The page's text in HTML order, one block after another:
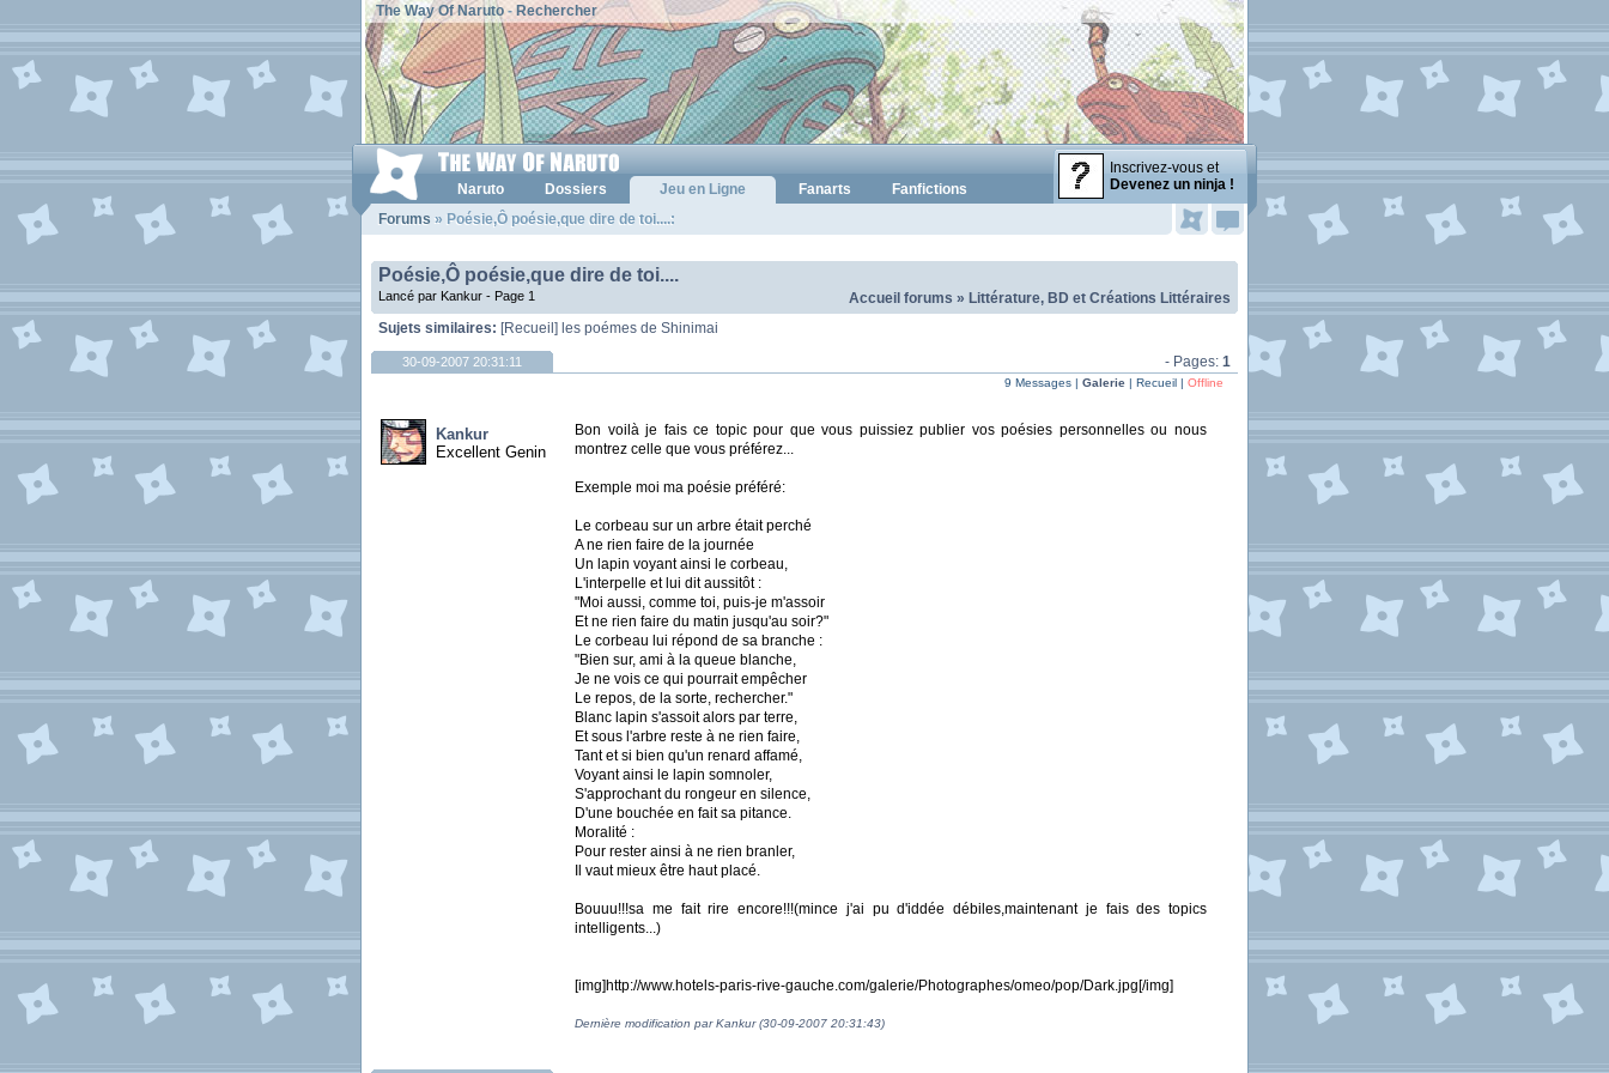
The Way Of Naruto- Rechercher
Inscrivez-vous et
Devenez un ninja !
Naruto Dossiers Jeu en Ligne Fanarts
Fanfictions
Forums » Poésie,Ô poésie,que dire de toi....:
Poésie,Ô poésie,que dire de toi....
Accueil forums » Littérature, BD et Créations Littéraires
Lancé par Kankur - Page 1
Sujets similaires: [Recueil] les poémes de Shinimai
- Pages: 1
30-09-2007 20:31:11
Kankur
Excellent Genin
9 Messages | Galerie | Recueil | Offline
Bon voilà je fais ce topic pour que vous puissiez publier vos poésies personnelles ou nous
montrez celle que vous préférez...
Exemple moi ma poésie préféré:
Le corbeau sur un arbre était perché
A ne rien faire de la journée
Un lapin voyant ainsi le corbeau,
L'interpelle et lui dit aussitôt :
"Moi aussi, comme toi, puis-je m'assoir
Et ne rien faire du matin jusqu'au soir?"
Le corbeau lui répond de sa branche :
"Bien sur, ami à la queue blanche,
Je ne vois ce qui pourrait empêcher
Le repos, de la sorte, rechercher."
Blanc lapin s'assoit alors par terre,
Et sous l'arbre reste à ne rien faire,
Tant et si bien qu'un renard affamé,
Voyant ainsi le lapin somnoler,
S'approchant du rongeur en silence,
D'une bouchée en fait sa pitance.
Moralité :
Pour rester ainsi à ne rien branler,
Il vaut mieux être haut placé.
Bouuu!!!sa me fait rire encore!!!(mince j'ai pu d'iddée débiles,maintenant je fais des topics
intelligents...)
[img]http://www.hotels-paris-rive-gauche.com/galerie/Photographes/omeo/pop/Dark.jpg[/img]
Dernière modification par Kankur (30-09-2007 20:31:43)